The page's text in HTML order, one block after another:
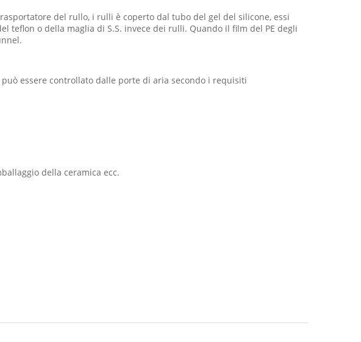
del rullo, i rulli è coperto dal tubo del gel del silicone, essi
o della maglia di S.S. invece dei rulli. Quando il film del PE degli
essere controllato dalle porte di aria secondo i requisiti
della ceramica ecc.